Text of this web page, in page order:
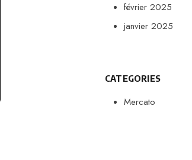
février 2025
janvier 2025
CATEGORIES
Mercato